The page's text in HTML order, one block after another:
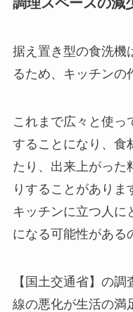
据え置き型の食洗機
るため、キッチンの
これまで広々と使っ
することになり、食
たり、出来上がった
りすることがありま
キッチンに立つ人に
になる可能性がある
【国土交通省】の
線の悪化が生活の満